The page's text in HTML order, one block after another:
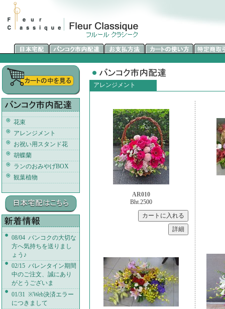
花束
アレンジメント
お祝い用スタンド花
胡蝶蘭
ランのおみやげBOX
観葉植物
08/04 バンコクの大切な
方へ気持ちを送りまし
ょう♪
02/15 バレンタイン期間
中のご注文、誠にあり
がとうございま
01/31 ※Web決済エラー
につきまして
アレンジメント
AR010
Bht.2500